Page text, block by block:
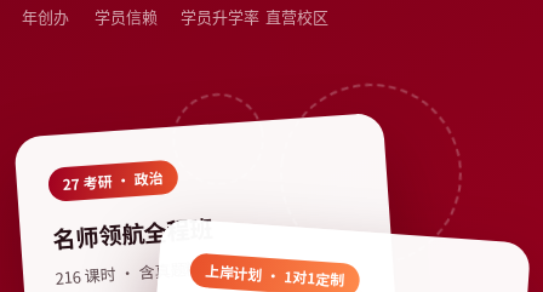
年创办 学员信赖 学员升学率 直营校区
27 考研 · 政治
名师领航全程班
216 课时 · 含真题精讲上岸计划 · 1对1定制